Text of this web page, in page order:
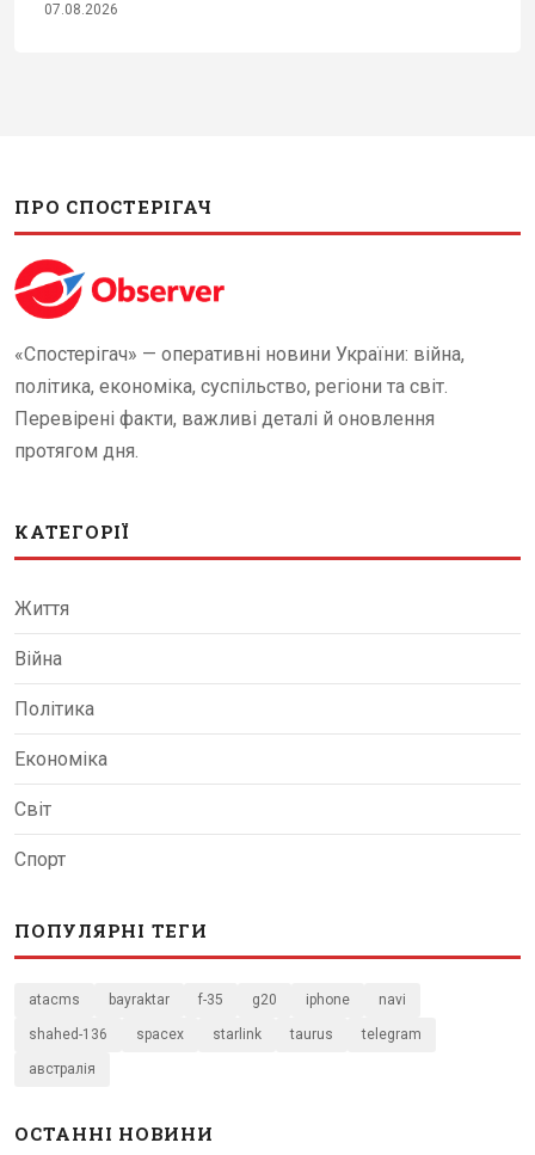
07.08.2026
ПРО СПОСТЕРІГАЧ
«Спостерігач» — оперативні новини України: війна,
політика, економіка, суспільство, регіони та світ.
Перевірені факти, важливі деталі й оновлення
протягом дня.
КАТЕГОРІЇ
Життя
Війна
Політика
Економіка
Світ
Спорт
ПОПУЛЯРНІ ТЕГИ
atacms bayraktar f-35 g20 iphone navi
shahed-136 spacex starlink taurus telegram
австралія
ОСТАННІ НОВИНИ